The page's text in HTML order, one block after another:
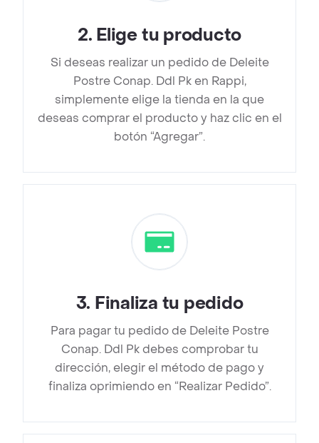
2. Elige tu producto
Si deseas realizar un pedido de Deleite
Postre Conap. Ddl Pk en Rappi,
simplemente elige la tienda en la que
deseas comprar el producto y haz clic en el
botón “Agregar”.
3. Finaliza tu pedido
Para pagar tu pedido de Deleite Postre
Conap. Ddl Pk debes comprobar tu
dirección, elegir el método de pago y
finaliza oprimiendo en “Realizar Pedido”.